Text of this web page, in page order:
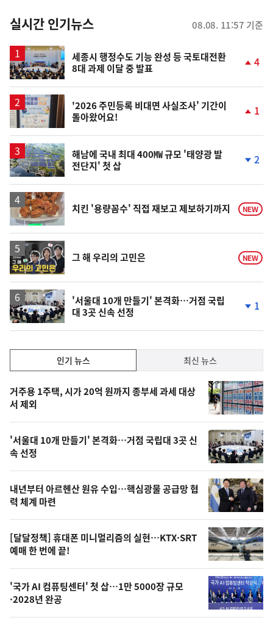
뉴
스
실시간 인기뉴스 08.08. 11:57 기준
세종시 행정수도 기능 완성 등 국토대전환
8대 과제 이달 중 발표
계
4
'2026 주민등록 비대면 사실조사' 기간이
돌아왔어요!
계
1
해남에 국내 최대 400㎿ 규모 '태양광 발
전단지' 첫 삽
계
락
2
치킨 '용량꼼수' 직접 재보고 제보하기까지 NEW
영
상
그 해 우리의 고민은 NEW
'서울대 10개 만들기' 본격화…거점 국립
대 3곳 신속 선정
계
락
1
기,
최
신,
오
늘
의
영
상
오
늘
의
사
진
인기 뉴스 최신 뉴스
기
뉴
스
거주용 1주택, 시가 20억 원까지 종부세 과세 대상
서 제외
'서울대 10개 만들기' 본격화…거점 국립대 3곳 신
속 선정
내년부터 아르헨산 원유 수입…핵심광물 공급망 협
력 체계 마련
[달달정책] 휴대폰 미니멀리즘의 실현…KTX·SRT
예매 한 번에 끝!
'국가 AI 컴퓨팅센터' 첫 삽…1만 5000장 규모
·2028년 완공